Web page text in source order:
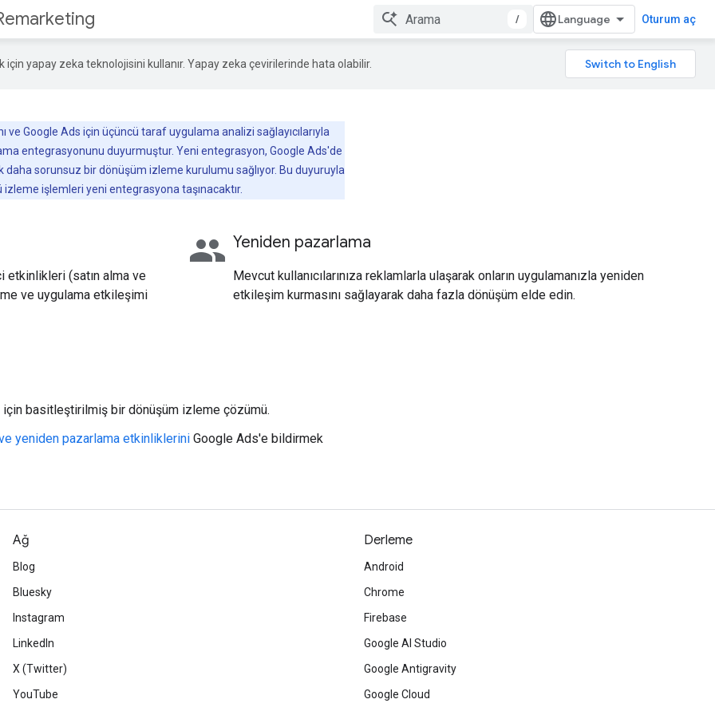
/ Oturum aç
için yapay zeka teknolojisini kullanır. Yapay zeka çevirilerinde hata olabilir.
ve Google Ads için üçüncü taraf uygulama analizi sağlayıcılarıyla
entegrasyonunu duyurmuştur. Yeni entegrasyon, Google Ads'de
sorunsuz bir dönüşüm izleme kurulumu sağlıyor. Bu duyuruyla
işlemleri yeni entegrasyona taşınacaktır.
etkinlikleri (satın alma ve
ve uygulama etkileşimi
people Yeniden pazarlama
Mevcut kullanıcılarınıza reklamlarla ulaşarak onların uygulamanızla yeniden
etkileşim kurmasını sağlayarak daha fazla dönüşüm elde edin.
için basitleştirilmiş bir dönüşüm izleme çözümü.
ve yeniden pazarlama etkinliklerini Google Ads'e bildirmek
Ağ
Blog
Bluesky
Instagram
LinkedIn
X (Twitter)
YouTube
Derleme
Android
Chrome
Firebase
Google AI Studio
Google Antigravity
Google Cloud